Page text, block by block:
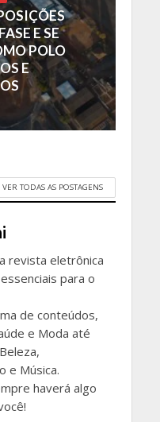
E SE
POLO
E
VER TODAS AS POSTAGENS
revista eletrônica
para o
de conteúdos,
e Moda até
e Música.
haverá algo